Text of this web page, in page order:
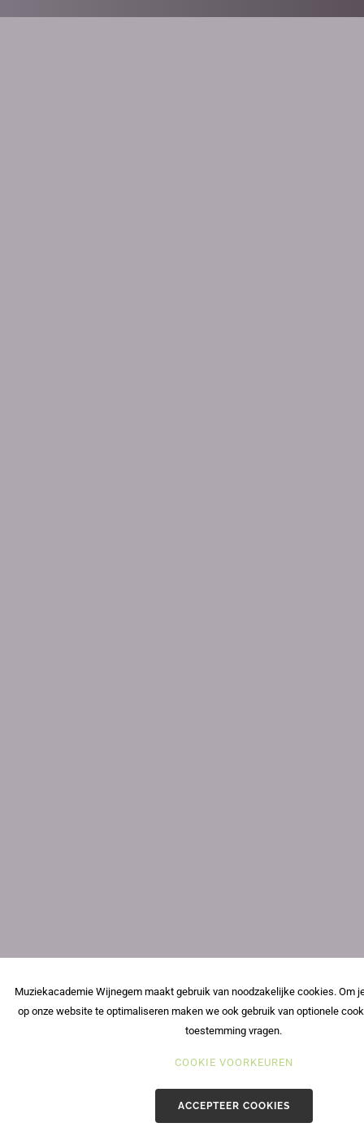
Muziekacademie Wijnegem maakt gebruik van noodzakelijke cookies. Om
op onze website te optimaliseren maken we ook gebruik van optionele
toestemming vragen.
COOKIE VOORKEUREN
ACCEPTEER COOKIES